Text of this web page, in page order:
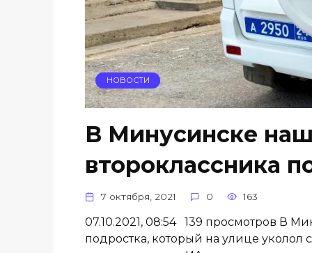
НОВОСТИ
В Минусинске
второклассника
7 октября, 2021 0 163
07.10.2021, 08:54 139 просмотров В
подростка, который на улице уколол